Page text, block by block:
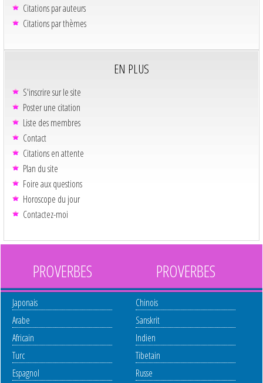
Citations par auteurs
Citations par thèmes
EN PLUS
S'inscrire sur le site
Poster une citation
Liste des membres
Contact
Citations en attente
Plan du site
Foire aux questions
Horoscope du jour
Contactez-moi
PROVERBES
Japonais
Arabe
Africain
Turc
Espagnol
PROVERBES
Chinois
Sanskrit
Indien
Tibetain
Russe